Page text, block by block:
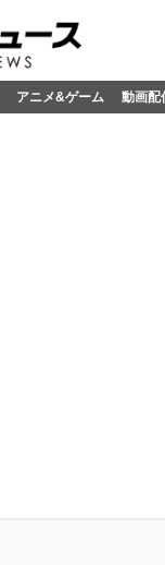
アニメ&ゲーム 動画配